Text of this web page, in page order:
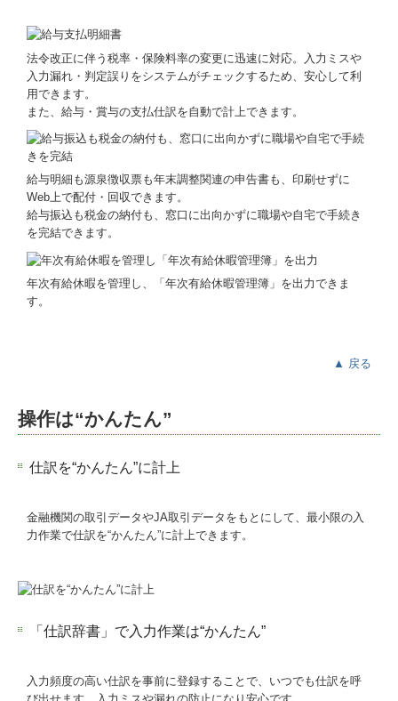
法令改正に伴う税率・保険料率の変更に迅速に対応。入力ミスや
入力漏れ・判定誤りをシステムがチェックするため、安心して利
用できます。
また、給与・賞与の支払仕訳を自動で計上できます。
給与明細も源泉徴収票も年末調整関連の申告書も、印刷せずに
Web上で配付・回収できます。
給与振込も税金の納付も、窓口に出向かずに職場や自宅で手続き
を完結できます。
年次有給休暇を管理し、「年次有給休暇管理簿」を出力できま
す。
▲ 戻る
操作は“かんたん”
仕訳を“かんたん”に計上
金融機関の取引データやJA取引データをもとにして、最小限の入
力作業で仕訳を“かんたん”に計上できます。
「仕訳辞書」で入力作業は“かんたん”
入力頻度の高い仕訳を事前に登録することで、いつでも仕訳を呼